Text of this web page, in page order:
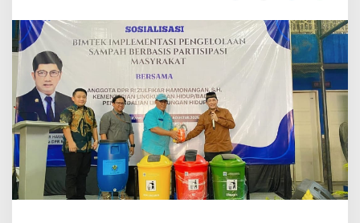
Kota
Tangerang
Bersama
KLHK
Gelar
Bimtek